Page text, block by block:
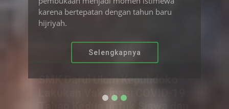
SMK Darul Ulum Kepuhdoko
Sumrambah, meresmikan bantuan
Instalasi Pengolahan Air Limbah (IPAL) dari
Darul Ulum Kepuhdoko.